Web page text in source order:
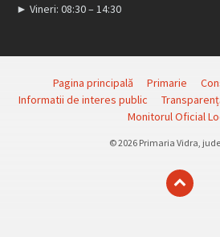
► Vineri: 08:30 – 14:30
Pagina principală Primarie
Informatii de interes public
Monitorul Oficial
© 2026 Primaria Vidra,